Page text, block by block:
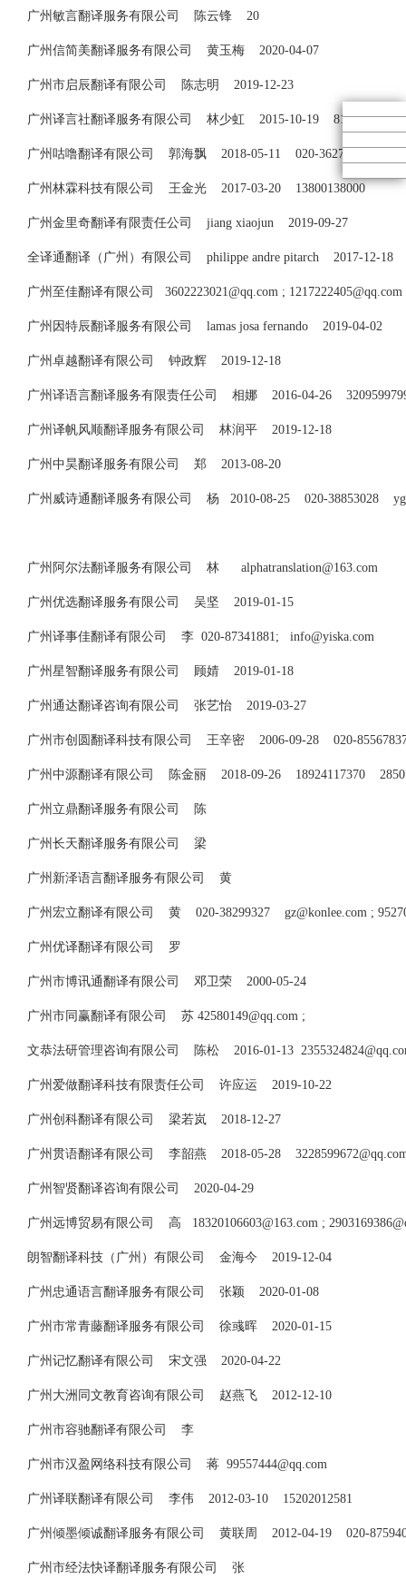
广州敏言翻译服务有限公司 陈云锋 20
广州信简美翻译服务有限公司 黄玉梅 2020-04-07
广州市启辰翻译有限公司 陈志明 2019-12-23
广州译言社翻译服务有限公司 林少虹 2015-10-19 81547493
广州咕噜翻译有限公司 郭海飘 2018-05-11 020-36279336
广州林霖科技有限公司 王金光 2017-03-20 13800138000
广州金里奇翻译有限责任公司 jiang xiaojun 2019-09-27
全译通翻译（广州）有限公司 philippe andre pitarch 2017-12-
广州至佳翻译有限公司 3602223021@qq.com; 1217222405@qq.com
广州因特辰翻译服务有限公司 lamas josa fernando 2019-04-02
广州卓越翻译有限公司 钟政辉 2019-12-18
广州译语言翻译服务有限责任公司 相娜 2016-04-26
广州译帆风顺翻译服务有限公司 林润平 2019-12-18
广州中昊翻译服务有限公司 郑 2013-08-20
广州威诗通翻译服务有限公司 杨 2010-08-25 020-38853028
广州阿尔法翻译服务有限公司 林 alphatranslation@163.com
广州优选翻译服务有限公司 吴坚 2019-01-15
广州译事佳翻译有限公司 李 020-87341881; info@yiska.com
广州星智翻译服务有限公司 顾婧 2019-01-18
广州通达翻译咨询有限公司 张艺怡 2019-03-27
广州市创圆翻译科技有限公司 王辛密 2006-09-28 020-
广州中源翻译有限公司 陈金丽 2018-09-26 18924117370
广州立鼎翻译服务有限公司 陈
广州长天翻译服务有限公司 梁
广州新泽语言翻译服务有限公司 黄
广州宏立翻译有限公司 黄 020-38299327 gz@konlee.com;
广州优译翻译有限公司 罗
广州市博讯通翻译有限公司 邓卫荣 2000-05-24
广州市同赢翻译有限公司 苏 42580149@qq.com;
文恭法研管理咨询有限公司 陈松 2016-01-13
广州爱做翻译科技有限责任公司 许应运 2019-10-22
广州创科翻译有限公司 梁若岚 2018-12-27
广州贯语翻译有限公司 李韶燕 2018-05-28
广州智贤翻译咨询有限公司 2020-04-29
广州远博贸易有限公司 高 18320106603@163.com;
朗智翻译科技（广州）有限公司 金海今 2019-12-04
广州忠通语言翻译服务有限公司 张颖 2020-01-08
广州市常青藤翻译服务有限公司 徐彧晖 2020-01-15
广州记忆翻译有限公司 宋文强 2020-04-22
广州大洲同文教育咨询有限公司 赵燕飞 2012-12-10
广州市容驰翻译有限公司 李
广州市汉盈网络科技有限公司 蒋 99557444@qq.com
广州译联翻译有限公司 李伟 2012-03-10 15202012581
广州倾墨倾诚翻译服务有限公司 黄联周 2012-04-19 020-
广州市经法快译翻译服务有限公司 张